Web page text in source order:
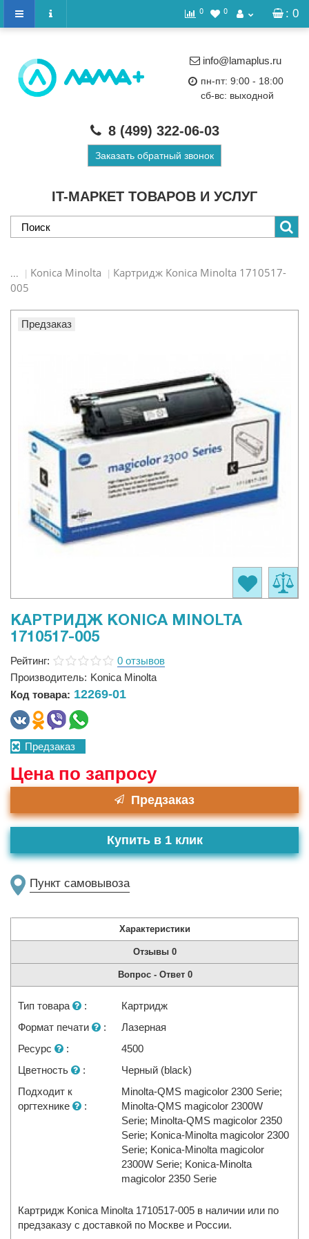
: 0
0 0
IT-МАРКЕТ ТОВАРОВ И УСЛУГ
info@lamaplus.ru
пн-пт: 9:00 - 18:00
сб-вс: выходной
8 (499) 322-06-03
Заказать обратный звонок
... Konica Minolta
Картридж Konica Minolta 1710517-
005
Предзаказ
КАРТРИДЖ KONICA MINOLTA
1710517-005
Рейтинг:
0 отзывов
Производитель: Konica Minolta
Код товара: 12269-01
Предзаказ
Цена по запросу
Предзаказ
Пункт самовывоза
Купить в 1 клик
Характеристики
Отзывы 0
Вопрос - Ответ 0
Тип товара :
Картридж
Формат печати
:
Лазерная
Ресурс
:
4500
Цветность
:
Черный (black)
Подходит к
оргтехнике
:
Minolta-QMS magicolor 2300 Serie;
Minolta-QMS magicolor 2300W
Serie; Minolta-QMS magicolor 2350
Serie; Konica-Minolta magicolor 2300
Serie; Konica-Minolta magicolor
2300W Serie; Konica-Minolta
magicolor 2350 Serie
Картридж Konica Minolta 1710517-005 в наличии или по
предзаказу с доставкой по Москве и России.